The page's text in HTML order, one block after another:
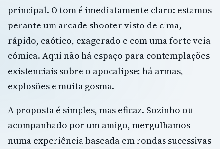
principal. O tom é imediatamente claro: estamos
perante um arcade shooter visto de cima,
rápido, caótico, exagerado e com uma forte veia
cómica. Aqui não há espaço para contemplações
existenciais sobre o apocalipse; há armas,
explosões e muita gosma.
A proposta é simples, mas eficaz. Sozinho ou
acompanhado por um amigo, mergulhamos
numa experiência baseada em rondas sucessivas